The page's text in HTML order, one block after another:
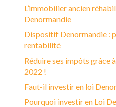
L’immobilier ancien
Denormandie
Dispositif Denormandie :
rentabilité
Réduire ses impôts grâce
2022 !
Faut-il investir en loi
Pourquoi investir en Loi